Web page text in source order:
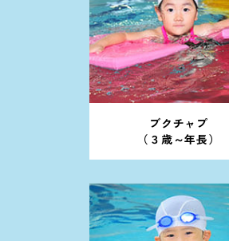
ブクチャプ
（３歳～年長）